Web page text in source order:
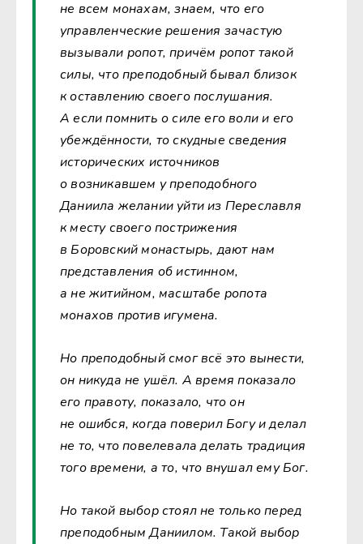
не всем монахам, знаем, что его
управленческие решения зачастую
вызывали ропот, причём ропот такой
силы, что преподобный бывал близок
к оставлению своего послушания.
А если помнить о силе его воли и его
убеждённости, то скудные сведения
исторических источников
о возникавшем у преподобного
Даниила желании уйти из Переславля
к месту своего пострижения
в Боровский монастырь, дают нам
представления об истинном,
а не житийном, масштабе ропота
монахов против игумена.
Но преподобный смог всё это вынести,
он никуда не ушёл. А время показало
его правоту, показало, что он
не ошибся, когда поверил Богу и делал
не то, что повелевала делать традиция
того времени, а то, что внушал ему Бог.
Но такой выбор стоял не только перед
преподобным Даниилом. Такой выбор